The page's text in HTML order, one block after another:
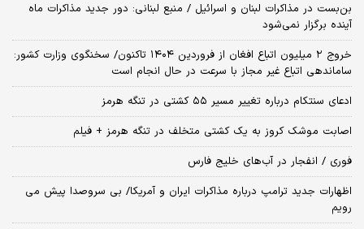
بن‌بست در مذاکرات لبنان و اسرائیل / منبع لبنانی: دور جدید مذاکرات ماه
آینده برگزار نمی‌شود
خروج ۲ میلیون اتباع افغان از فروردین ۱۴۰۴ تاکنون/ سخنگوی وزارت کشور:
ساماندهی اتباع غیر مجاز با سرعت در حال انجام است
ادعای سنتکام درباره تغییر مسیر ۵۵ کشتی در تنگه هرمز
اصابت موشک کروز به یک کشتی متخلف در تنگه هرمز + فیلم
فوری / انفجار در آب‌های خلیج فارس
اظهارات جدید ترامپ درباره مذاکرات ایران و آمریکا/ بی سروصدا پیش می
رویم